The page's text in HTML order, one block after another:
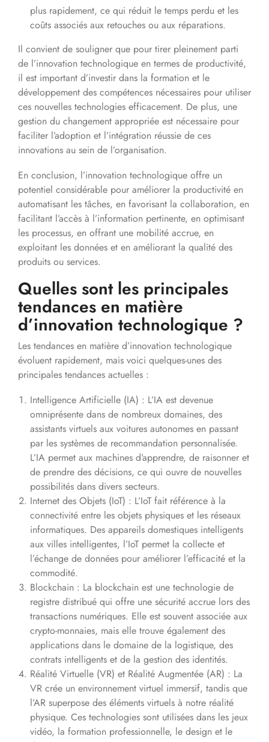
plus rapidement, ce qui réduit le temps perdu et les
coûts associés aux retouches ou aux réparations.
Il convient de souligner que pour tirer pleinement parti
de l’innovation technologique en termes de productivité,
il est important d’investir dans la formation et le
développement des compétences nécessaires pour utiliser
ces nouvelles technologies efficacement. De plus, une
gestion du changement appropriée est nécessaire pour
faciliter l’adoption et l’intégration réussie de ces
innovations au sein de l’organisation.
En conclusion, l’innovation technologique offre un
potentiel considérable pour améliorer la productivité en
automatisant les tâches, en favorisant la collaboration, en
facilitant l’accès à l’information pertinente, en optimisant
les processus, en offrant une mobilité accrue, en
exploitant les données et en améliorant la qualité des
produits ou services.
Quelles sont les principales
tendances en matière
d’innovation technologique ?
Les tendances en matière d’innovation technologique
évoluent rapidement, mais voici quelques-unes des
principales tendances actuelles :
Intelligence Artificielle (IA) : L’IA est devenue
omniprésente dans de nombreux domaines, des
assistants virtuels aux voitures autonomes en passant
par les systèmes de recommandation personnalisée.
L’IA permet aux machines d’apprendre, de raisonner et
de prendre des décisions, ce qui ouvre de nouvelles
possibilités dans divers secteurs.
Internet des Objets (IoT) : L’IoT fait référence à la
connectivité entre les objets physiques et les réseaux
informatiques. Des appareils domestiques intelligents
aux villes intelligentes, l’IoT permet la collecte et
l’échange de données pour améliorer l’efficacité et la
commodité.
Blockchain : La blockchain est une technologie de
registre distribué qui offre une sécurité accrue lors des
transactions numériques. Elle est souvent associée aux
crypto-monnaies, mais elle trouve également des
applications dans le domaine de la logistique, des
contrats intelligents et de la gestion des identités.
Réalité Virtuelle (VR) et Réalité Augmentée (AR) : La
VR crée un environnement virtuel immersif, tandis que
l’AR superpose des éléments virtuels à notre réalité
physique. Ces technologies sont utilisées dans les jeux
vidéo, la formation professionnelle, le design et le